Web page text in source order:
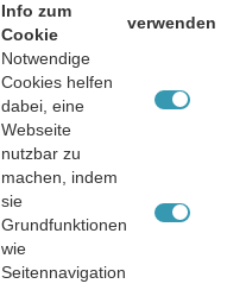
Info zum
Cookie
verwenden
Notwendige
Cookies helfen
dabei, eine
Webseite
nutzbar zu
machen, indem
sie
Grundfunktionen
wie
Seitennavigation